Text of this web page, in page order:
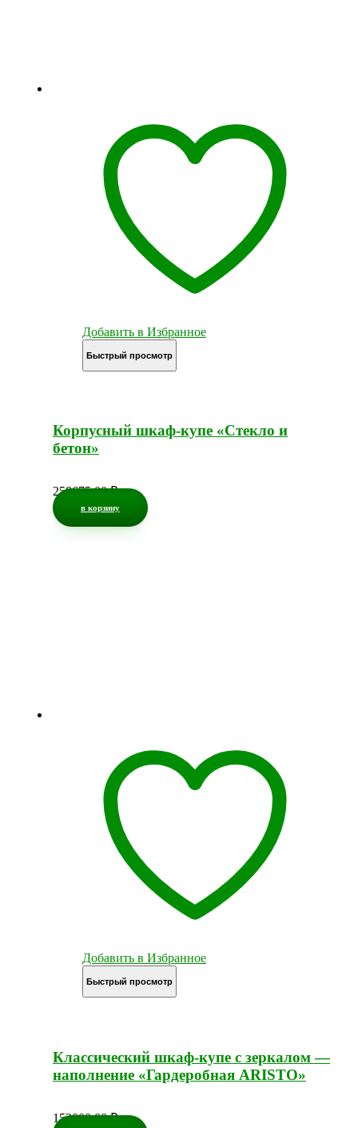
Добавить в Избранное
Быстрый просмотр
Корпусный шкаф-купе «Стекло и
бетон»
258675,00₽
в корзину
Добавить в Избранное
Быстрый просмотр
Классический шкаф-купе с зеркалом —
наполнение «Гардеробная ARISTO»
153000,00₽